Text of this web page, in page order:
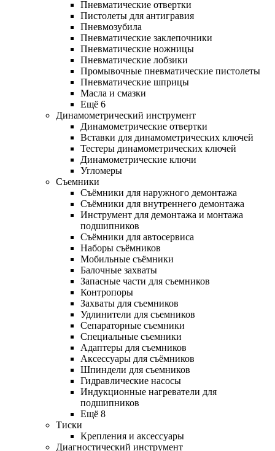
Пневматические отвертки
Пистолеты для антигравия
Пневмозубила
Пневматические заклепочники
Пневматические ножницы
Пневматические лобзики
Промывочные пневматические пистолеты
Пневматические шприцы
Масла и смазки
Ещё 6
Динамометрический инструмент
Динамометрические отвертки
Вставки для динамометрических ключей
Тестеры динамометрических ключей
Динамометрические ключи
Угломеры
Съемники
Съёмники для наружного демонтажа
Съёмники для внутреннего демонтажа
Инструмент для демонтажа и монтажа
подшипников
Съёмники для автосервиса
Наборы съёмников
Мобильные съёмники
Балочные захваты
Запасные части для съемников
Контропоры
Захваты для съемников
Удлинители для съемников
Сепараторные съемники
Специальные съемники
Адаптеры для съемников
Аксессуары для съёмников
Шпиндели для съемников
Гидравлические насосы
Индукционные нагреватели для
подшипников
Ещё 8
Тиски
Крепления и аксессуары
Диагностический инструмент